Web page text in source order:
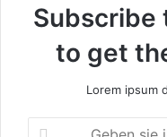
Subscribe
to get
Lorem ipsum